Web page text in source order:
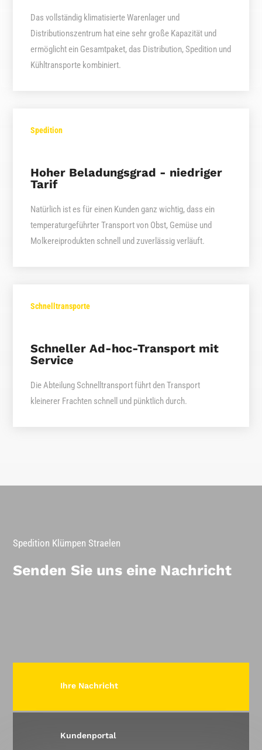
Das vollständig klimatisierte Warenlager und
Distributionszentrum hat eine sehr große Kapazität und
ermöglicht ein Gesamtpaket, das Distribution, Spedition und
Kühltransporte kombiniert.
Spedition
Hoher Beladungsgrad - niedriger
Tarif
Natürlich ist es für einen Kunden ganz wichtig, dass ein
temperaturgeführter Transport von Obst, Gemüse und
Molkereiprodukten schnell und zuverlässig verläuft.
Schnelltransporte
Schneller Ad-hoc-Transport mit
Service
Die Abteilung Schnelltransport führt den Transport
kleinerer Frachten schnell und pünktlich durch.
Spedition Klümpen Straelen
Senden Sie uns eine Nachricht
Ihre Nachricht
Kundenportal